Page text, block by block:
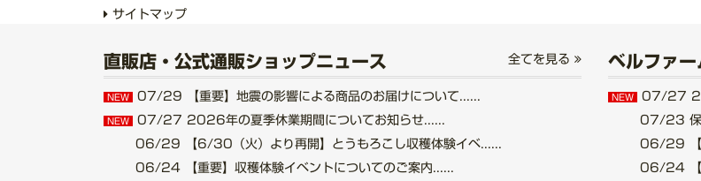
サイトマップ
直販店・公式通販ショップニュース 全てを見る
NEW 07/29 【重要】地震の影響による商品のお届けについて......
NEW 07/27 2026年の夏季休業期間についてお知らせ......
06/29 【6/30（火）より再開】とうもろこし収穫体験イベ......
06/24 【重要】収穫体験イベントについてのご案内......
ベルファー
NEW 07/27
07/23
06/29
06/24